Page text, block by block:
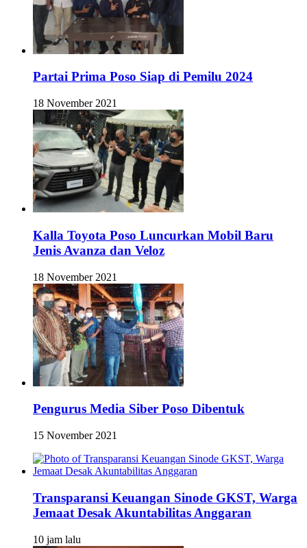
Partai Prima Poso Siap di Pemilu 2024
18 November 2021
Kalla Toyota Poso Luncurkan Mobil Baru
Jenis Avanza dan Veloz
18 November 2021
Pengurus Media Siber Poso Dibentuk
15 November 2021
Transparansi Keuangan Sinode GKST, Warga
Jemaat Desak Akuntabilitas Anggaran
10 jam lalu